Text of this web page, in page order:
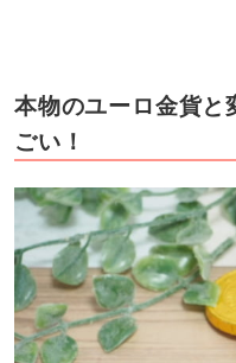
本物のユーロ金貨と
ごい！